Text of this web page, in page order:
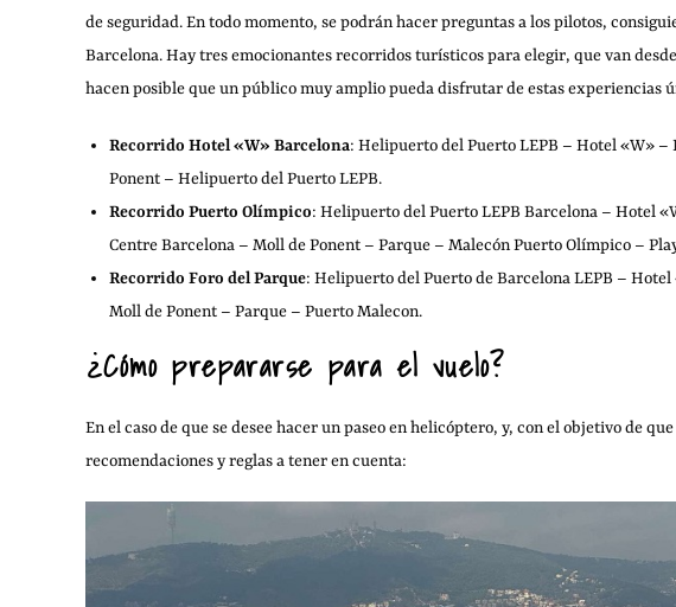
de seguridad. En todo momento, se podrán hacer preguntas a los pilotos,
Barcelona. Hay tres emocionantes recorridos turísticos para elegir, que van
hacen posible que un público muy amplio pueda disfrutar de estas experiencias
Recorrido Hotel «W» Barcelona: Helipuerto del Puerto LEPB – Hotel «W» –
Ponent – Helipuerto del Puerto LEPB.
Recorrido Puerto Olímpico: Helipuerto del Puerto LEPB Barcelona – Hotel
Centre Barcelona – Moll de Ponent – Parque – Malecón Puerto Olímpico –
Recorrido Foro del Parque: Helipuerto del Puerto de Barcelona LEPB –
Moll de Ponent – Parque – Puerto Malecon.
¿Cómo prepararse para el vuelo?
En el caso de que se desee hacer un paseo en helicóptero, y, con el objetivo de
recomendaciones y reglas a tener en cuenta: